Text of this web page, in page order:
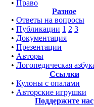
• Право
Разное
• Ответы на вопросы
• Публикации 1 2 3
• Документация
• Презентации
• Авторы
• Логопедическая
Ссылки
• Кулоны с опалами
• Авторские игрушки
Поддержите нас